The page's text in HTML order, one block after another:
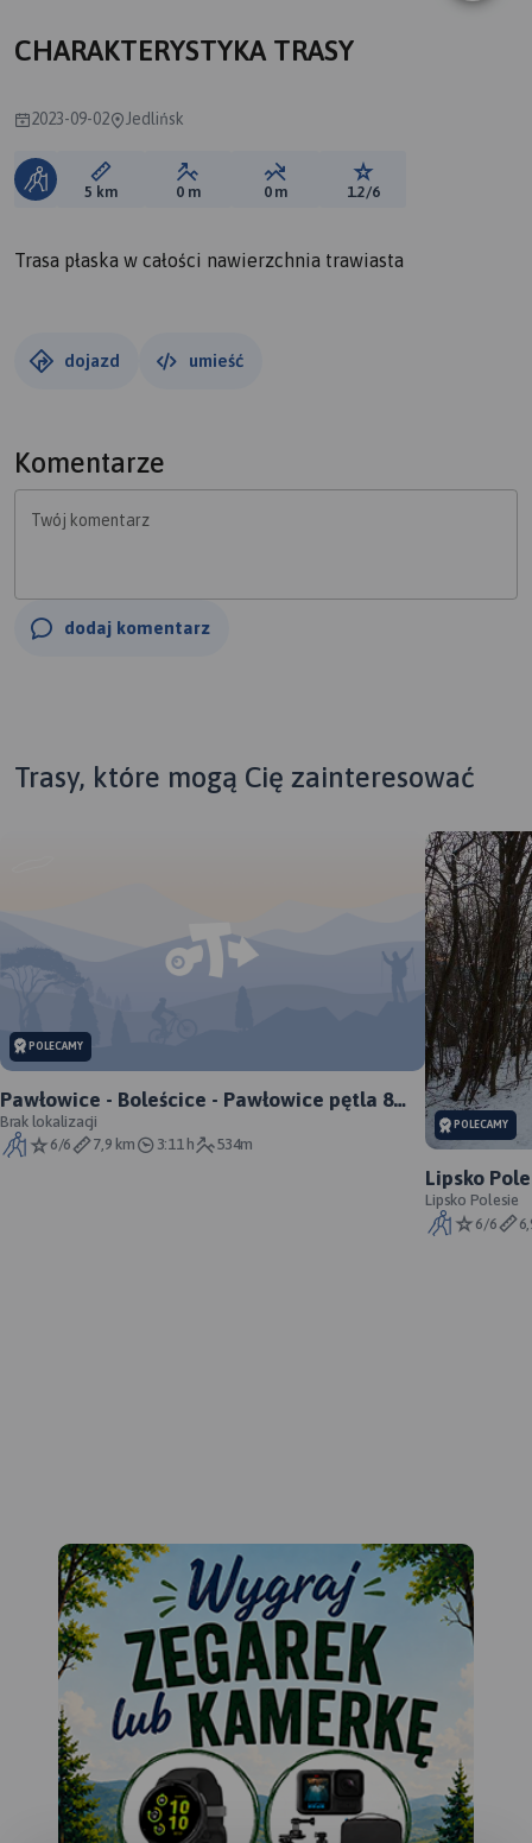
CHARAKTERYSTYKA TRASY
2023-09-02 Jedlińsk
Długość trasy:
5 km Suma przewyższeń:
0 m Suma spadków:
0 m Ocena trasy:
1.2/6
Trasa płaska w całości nawierzchnia trawiasta
dojazd umieść
Komentarze
Twój komentarz
dodaj komentarz
Trasy, które mogą Cię zainteresować
POLECAMY
Pawłowice - Boleścice - Pawłowice pętla 8
km
Brak lokalizacji
6/6
7,9 km 3:11 h 534m
POLECAMY
Lipsko
walking
Lipsko Polesie
6/6